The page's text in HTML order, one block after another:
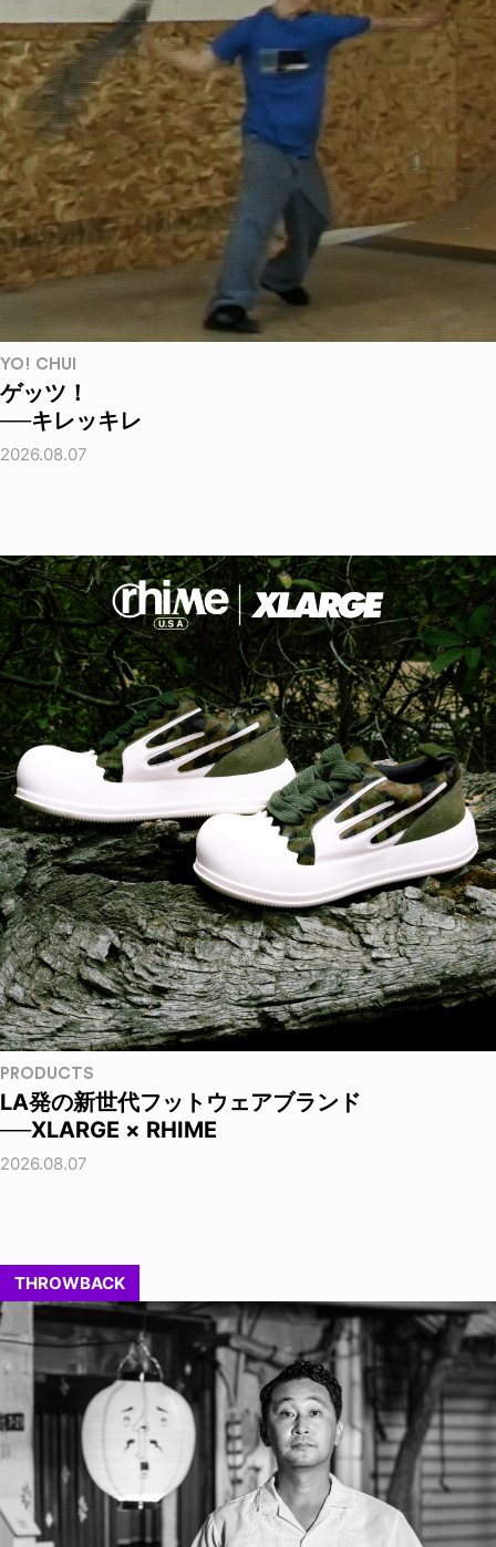
YO! CHUI
ゲッツ！
──キレッキレ
2026.08.07
PRODUCTS
LA発の新世代フットウェアブランド
──XLARGE × RHIME
2026.08.07
THROWBACK